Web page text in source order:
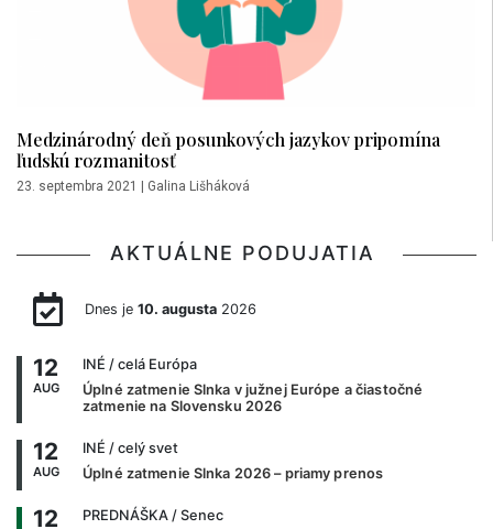
Medzinárodný deň posunkových jazykov pripomína
ľudskú rozmanitosť
23. septembra 2021 Galina Lišháková
AKTUÁLNE PODUJATIA
Dnes je 10. augusta2026
12
AUG
INÉ / celá Európa
Úplné zatmenie Slnka v južnej Európe a čiastočné
zatmenie na Slovensku 2026
12
AUG
INÉ / celý svet
Úplné zatmenie Slnka 2026 – priamy prenos
12 PREDNÁŠKA / Senec